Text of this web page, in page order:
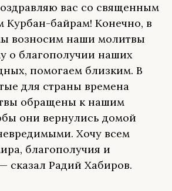
вас со священным
Курбан-байрам! Конечно, в
возносим наши молитвы
о благополучии наших
помогаем близким. В
для страны времена
обращены к нашим
они вернулись домой
Хочу всем
благополучия и
сказал Радий Хабиров.